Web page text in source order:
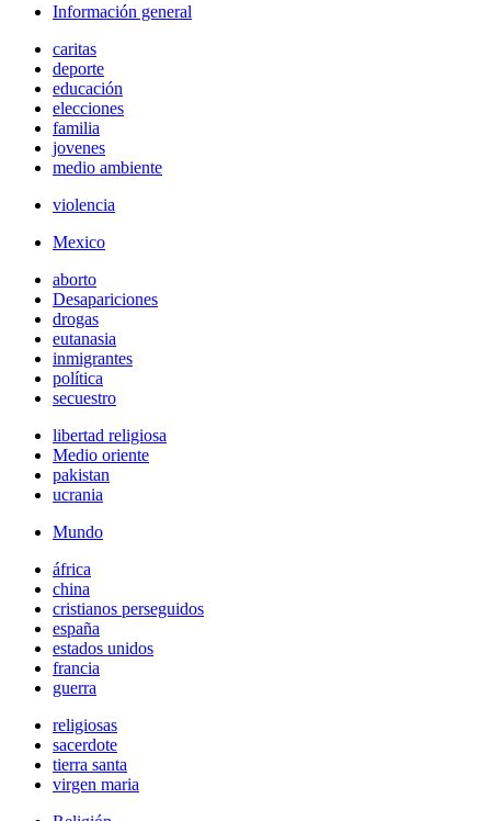
Información general
caritas
deporte
educación
elecciones
familia
jovenes
medio ambiente
violencia
Mexico
aborto
Desapariciones
drogas
eutanasia
inmigrantes
política
secuestro
libertad religiosa
Medio oriente
pakistan
ucrania
Mundo
áfrica
china
cristianos perseguidos
españa
estados unidos
francia
guerra
religiosas
sacerdote
tierra santa
virgen maria